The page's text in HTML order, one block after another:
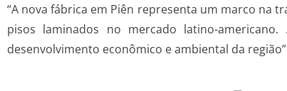
“A nova fábrica em Piên representa um marco na
pisos laminados no mercado latino-
desenvolvimento econômico e ambiental da